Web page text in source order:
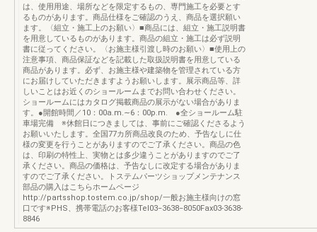
は、使用用途、場所などを限定するもの、専門施工を必要とす
るものがあります。商品仕様をご確認のうえ、商品を選択願い
ます。〈組立・施工上のお願い〉■商品には、組立・施工説明書
を用意しているものがあります。商品の組立・施工は必ず説明
書に従ってください。〈お施主様引渡し時のお願い〉■使用上の
注意事項、商品保証などを記載した取扱説明書を用意している
商品があります。必ず、お施主様や建築物を管理されている方
にお届けしていただきますようお願いします。展示商品等、詳
しいことはお近くのショールームまでお問い合わせください。
ショールームにはカタログ掲載商品の展示がない場合がありま
す。●開館時間／10：00a.m.∼6：00p.m. ●全ショールーム駐
車場完備 ※休館日につきましては、事前にご確認くださるよう
お願いいたします。全国77カ所商品改良のため、予告なしに仕
様の変更を行うことがありますのでご了承ください。商品の色
は、印刷の特性上、実物とは多少違うことがありますのでご了
承ください。商品の価格は、予告なしに改定する場合がありま
すのでご了承ください。トステムパーツショップメンテナンス
部品の購入はこちらホームページ
http://partsshop.tostem.co.jp/shop/一般お施主様向けの窓
口です※PHS、携帯電話のお客様Tel03‒3638‒8050Fax03-3638-
8846